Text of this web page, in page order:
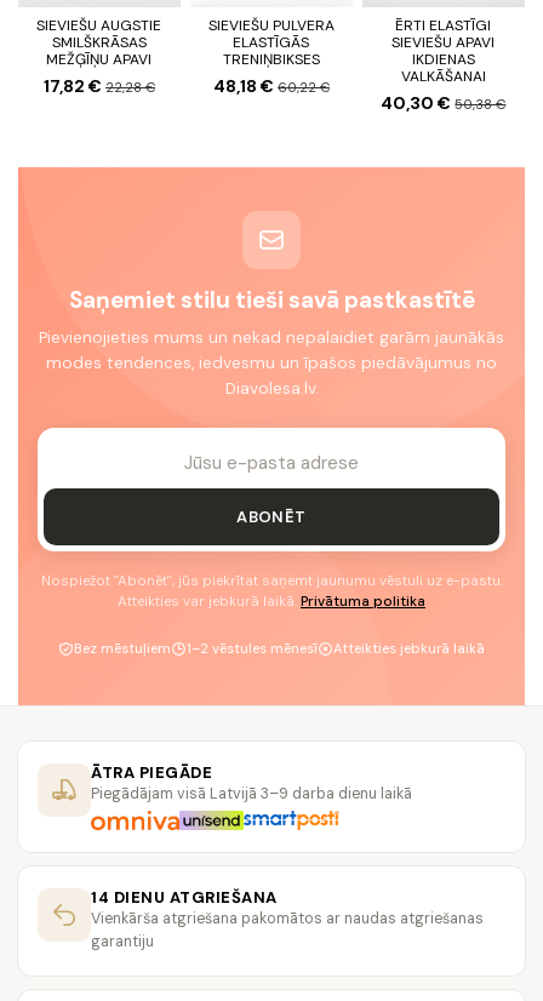
SIEVIEŠU AUGSTIE
SMILŠKRĀSAS
MEŽĢĪŅU APAVI
17,82 € 22,28 €
SIEVIEŠU PULVERA
ELASTĪGĀS
TRENIŅBIKSES
48,18 € 60,22 €
ĒRTI ELASTĪGI
SIEVIEŠU APAVI
IKDIENAS
VALKĀŠANAI
40,30 €50,38 €
Saņemiet stilu tieši savā pastkastītē
Pievienojieties mums un nekad nepalaidiet garām jaunākās
modes tendences, iedvesmu un īpašos piedāvājumus no
Diavolesa.lv.
ABONĒT
Nospiežot "Abonēt", jūs piekrītat saņemt jaunumu vēstuli uz e-pastu.
Atteikties var jebkurā laikā. Privātuma politika
Bez mēstuļiem 1–2 vēstules mēnesī Atteikties jebkurā laikā
ĀTRA PIEGĀDE
Piegādājam visā Latvijā 3–9 darba dienu laikā
14 DIENU ATGRIEŠANA
Vienkārša atgriešana pakomātos ar naudas atgriešanas
garantiju